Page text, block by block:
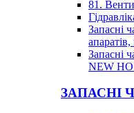
81.
Запасні
Запасні
NEW
ЗАПАСНІ